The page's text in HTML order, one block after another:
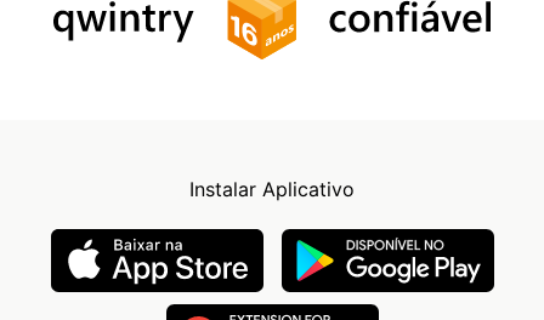
Instalar Aplicativo